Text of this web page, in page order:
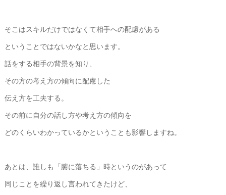
そこはスキルだけではなくて相手への配慮がある
ということではないかなと思います。
話をする相手の背景を知り、
その方の考え方の傾向に配慮した
伝え方を工夫する。
その前に自分の話し方や考え方の傾向を
どのくらいわかっているかということも影響しますね。
あとは、誰しも「腑に落ちる」時というのがあって
同じことを繰り返し言われてきたけど、